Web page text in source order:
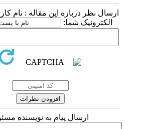
ارسال نظر درباره این مقاله : نام
الکترونیک شما:
ارسال پیام به نویسنده